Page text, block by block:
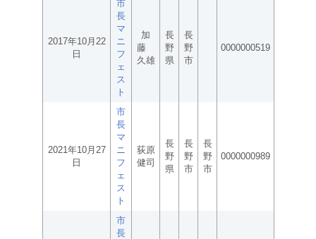
2017年10月22
日
市
長
マ
ニ
フ
ェ
ス
ト
加
藤
久雄
長
野
県
長
野
市
0000000519
2021年10月27
日
市
長
マ
ニ
フ
ェ
ス
ト
荻原
健司
長
野
県
長
野
市
長
野
市
0000000989
市
長